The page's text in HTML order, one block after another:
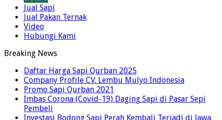
Jual Sapi
Jual Pakan Ternak
Video
Hubungi Kami
Breaking News
Daftar Harga Sapi Qurban 2025
Company Profile CV. Lembu Mulyo Indonesia
Promo Sapi Qurban 2021
Imbas Corona (Covid-19) Daging Sapi di Pasar Sepi
Pembeli
Investasi Bodong Sapi Perah Kembali Terjadi di Jawa